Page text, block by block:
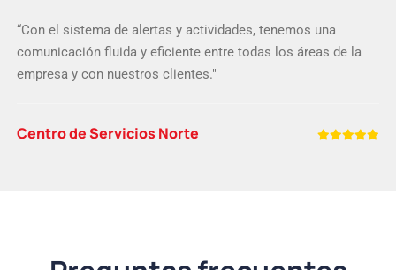
“Con el sistema de alertas y actividades, tenemos una
comunicación fluida y eficiente entre todas los áreas de la
empresa y con nuestros clientes."
Centro de Servicios Norte